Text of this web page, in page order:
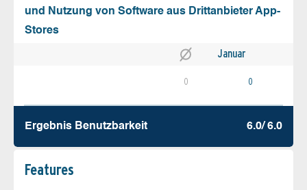
und Nutzung von Software aus Drittanbieter App-
Stores
Januar
0 0
Ergebnis Benutz­barkeit 6.0/ 6.0
Features